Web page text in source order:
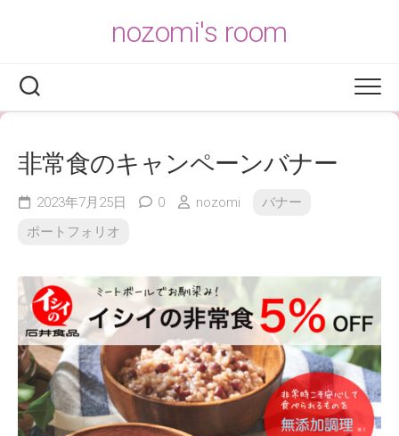
nozomi's room
非常食のキャンペーンバナー
2023年7月25日 0 nozomi
バナー
ポートフォリオ